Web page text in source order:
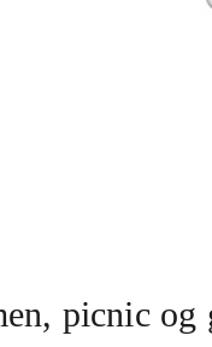
picnic og